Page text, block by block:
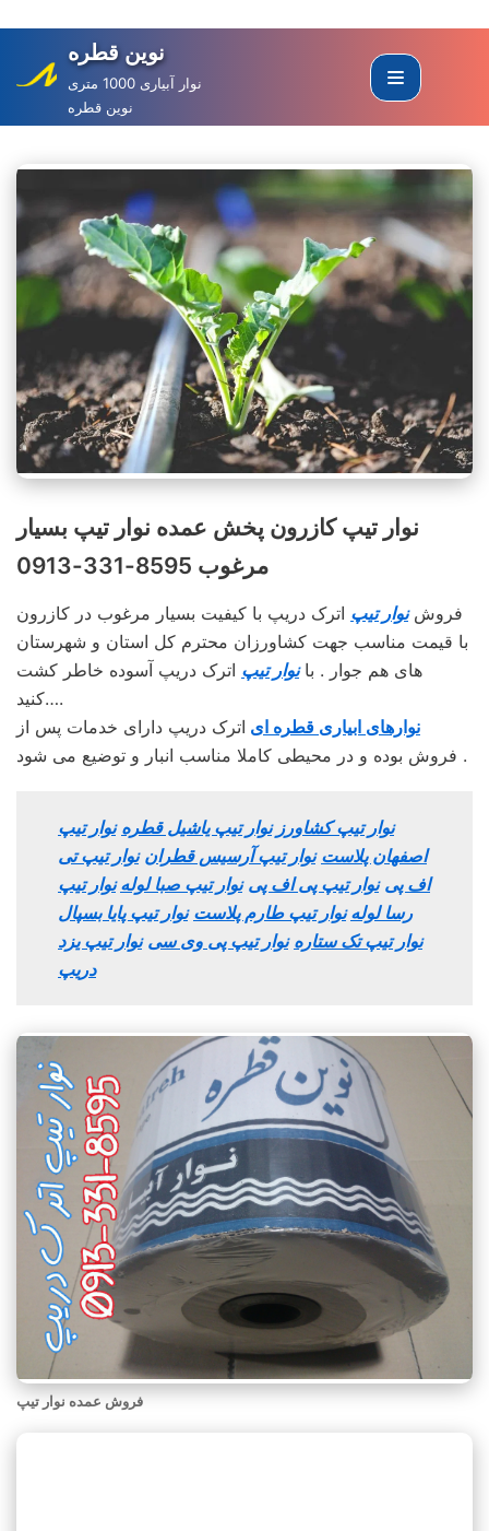
to
content
نوین قطره
نوار آبیاری 1000 متری
نوین قطره
نوار تیپ کازرون پخش عمده نوار تیپ بسیار
مرغوب 8595-331-0913
فروشنوار تیپ اترک دریپ با کیفیت بسیار مرغوب در کازرون
با قیمت مناسب جهت کشاورزان محترم کل استان و شهرستان
های هم جوار . بانوار تیپ اترک دریپ آسوده خاطر کشت
کنید….
نوارهای ابیاری قطره ای اترک دریپ دارای خدمات پس از
فروش بوده و در محیطی کاملا مناسب انبار و توضیع می شود .
نوار تیپ کشاورز نوار تیپ یاشیل قطره نوار تیپ
اصفهان پلاست نوار تیپ آرسیس قطران نوار تیپ تی
اف پی نوار تیپ پی اف پی نوار تیپ صبا لوله نوار تیپ
رسا لوله نوار تیپ طارم پلاست نوار تیپ پایا بسپال
نوار تیپ تک ستاره نوار تیپ پی وی سی نوار تیپ یزد
دریپ
فروش عمده نوار تیپ